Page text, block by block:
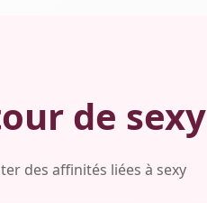
de sexy
des affinités liées à sexy